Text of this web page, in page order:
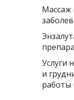
Массаж
Услуги
и
работы